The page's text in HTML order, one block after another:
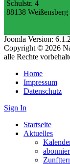
Schulstr. 4
88138 Weißensberg
Joomla Version:
Copyright © 2026
alle Rechte
Home
Impressum
Datenschutz
Sign In
Startseite
Aktuelles